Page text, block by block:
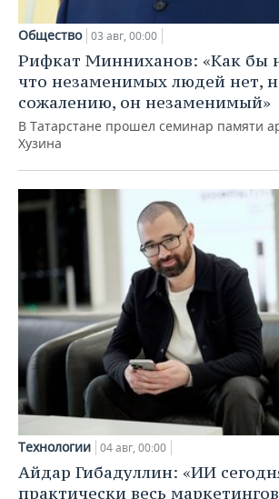
Общество 03 авг, 00:00
Рифкат Минниханов: «Как бы
что незаменимых людей нет,
сожалению, он незаменимый»
В Татарстане прошел семинар памяти
Хузина
Технологии 04 авг, 00:00
Айдар Гибадуллин: «ИИ
практически весь